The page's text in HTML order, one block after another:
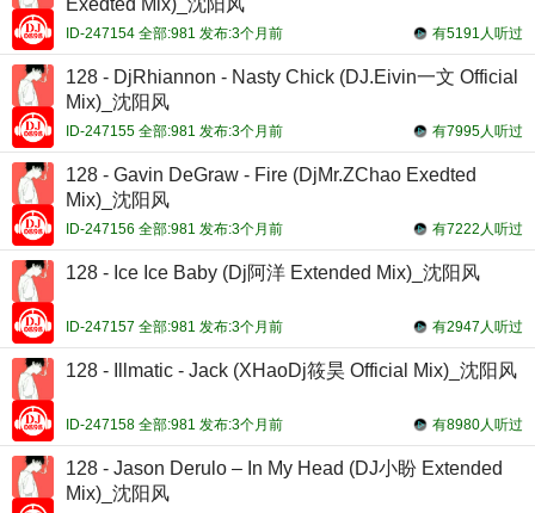
Exedted Mix)_沈阳风
有5191人听过
ID-247154 全部:981 发布:3个月前
128 - DjRhiannon - Nasty Chick (DJ.Eivin一文 Official
Mix)_沈阳风
有7995人听过
ID-247155 全部:981 发布:3个月前
128 - Gavin DeGraw - Fire (DjMr.ZChao Exedted
Mix)_沈阳风
有7222人听过
ID-247156 全部:981 发布:3个月前
128 - Ice Ice Baby (Dj阿洋 Extended Mix)_沈阳风
有2947人听过
ID-247157 全部:981 发布:3个月前
128 - Illmatic - Jack (XHaoDj筱昊 Official Mix)_沈阳风
有8980人听过
ID-247158 全部:981 发布:3个月前
128 - Jason Derulo – In My Head (DJ小盼 Extended
Mix)_沈阳风